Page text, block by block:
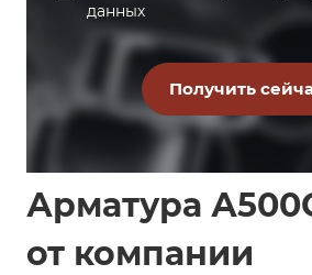
данных
Арматура
от компании